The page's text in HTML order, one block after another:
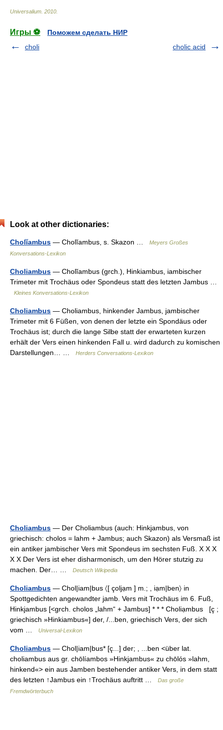
Universalium 2010
Игры ⚽
Поможем сделать НИР
choli
cholic acid
Look at other dictionaries:
Cholĭambus — Cholĭambus, s. Skazon …
Meyers Großes
Konversations-Lexikon
Choliambus — Cholĭambus (grch.), Hinkiambus, iambischer
Trimeter mit Trochäus oder Spondeus statt des letzten Jambus …
Kleines Konversations-Lexikon
Choliambus — Choliambus, hinkender Jambus, jambischer
Trimeter mit 6 Füßen, von denen der letzte ein Spondäus oder
Trochäus ist; durch die lange Silbe statt der erwarteten kurzen
erhält der Vers einen hinkenden Fall u. wird dadurch zu komischen
Darstellungen… …
Herders Conversations-Lexikon
Choliambus — Der Choliambus (auch: Hinkjambus, von
griechisch: cholos = lahm + Jambus; auch Skazon) als Versmaß ist
ein antiker jambischer Vers mit Spondeus im sechsten Fuß. X X X
X X Der Vers ist eher disharmonisch, um den Hörer stutzig zu
machen. Der… …
Deutsch Wikipedia
Choliambus — Chol|iam|bus 〈[ çoljạm ] m.; , iạm|ben〉 in
Spottgedichten angewandter jamb. Vers mit Trochäus im 6. Fuß,
Hinkjambus [<grch. cholos „lahm“ + Jambus] * * * Choliạmbus [ç ;
griechisch »Hinkiambus«] der, /...ben, griechisch Vers, der sich
vom …
Universal-Lexikon
Choliambus — Chol|iam|bus* [ç...] der; , ...ben <über lat.
choliambus aus gr. chōlíambos »Hinkjambus« zu chōlós »lahm,
hinkend«> ein aus Jamben bestehender antiker Vers, in dem statt
des letzten ↑Jambus ein ↑Trochäus auftritt …
Das große
Fremdwörterbuch